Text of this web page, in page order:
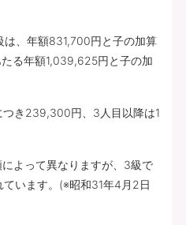
、年額831,700円と子の加算
る年額1,039,625円と子の加
つき239,300円、3人目以降は1
よって異なりますが、3級で
います。(※昭和31年4月2日